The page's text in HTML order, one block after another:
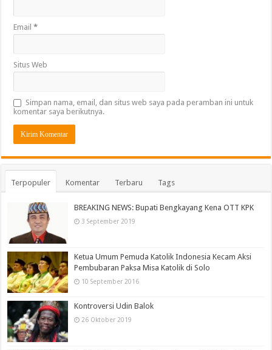
Email*
Situs Web
Simpan nama, email, dan situs web saya pada peramban ini untuk
komentar saya berikutnya.
Terpopuler Komentar Terbaru Tags
BREAKING NEWS: Bupati Bengkayang Kena OTT KPK
3 September 2019
Ketua Umum Pemuda Katolik Indonesia Kecam Aksi
Pembubaran Paksa Misa Katolik di Solo
10 September 2016
Kontroversi Udin Balok
26 Oktober 2019